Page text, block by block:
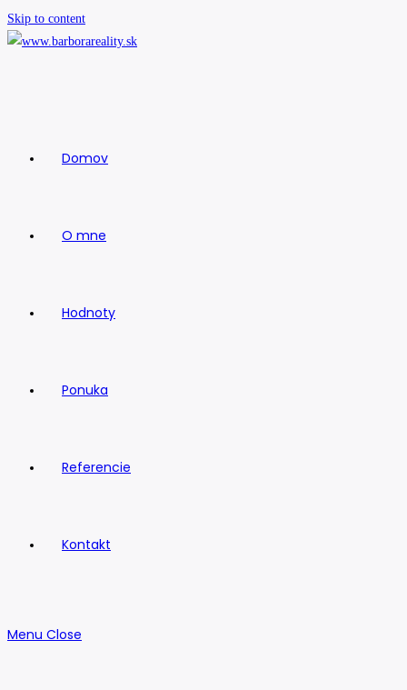
Skip to content
Domov
O mne
Hodnoty
Ponuka
Referencie
Kontakt
Menu Close